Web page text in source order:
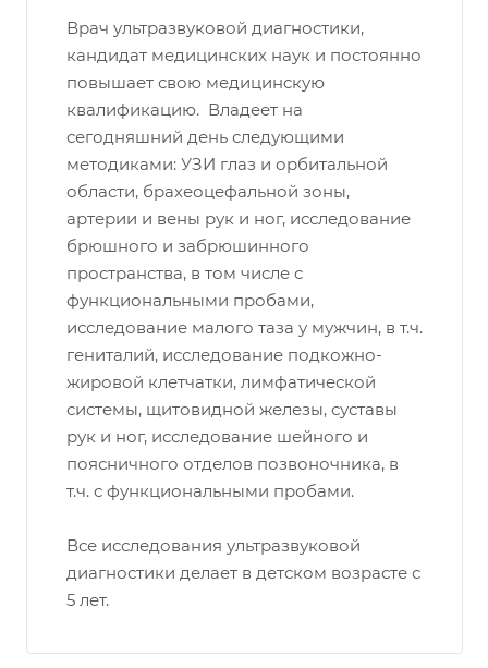
Врач ультразвуковой диагностики,
кандидат медицинских наук и постоянно
повышает свою медицинскую
квалификацию. Владеет на
сегодняшний день следующими
методиками: УЗИ глаз и орбитальной
области, брахеоцефальной зоны,
артерии и вены рук и ног, исследование
брюшного и забрюшинного
пространства, в том числе с
функциональными пробами,
исследование малого таза у мужчин, в т.ч.
гениталий, исследование подкожно-
жировой клетчатки, лимфатической
системы, щитовидной железы, суставы
рук и ног, исследование шейного и
поясничного отделов позвоночника, в
т.ч. с функциональными пробами.
Все исследования ультразвуковой
диагностики делает в детском возрасте с
5 лет.